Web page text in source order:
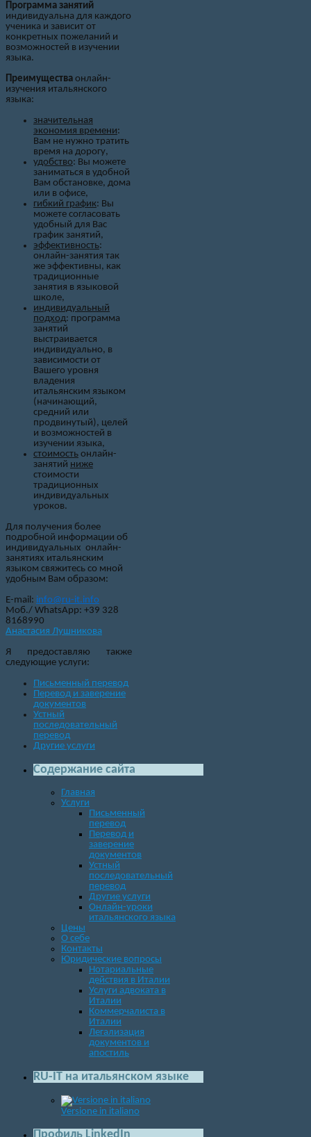
Программа занятий
индивидуальна для каждого
ученика и зависит от
конкретных пожеланий и
возможностей в изучении
языка.
Преимущества онлайн-
изучения итальянского
языка:
значительная
экономия времени:
Вам не нужно тратить
время на дорогу,
удобство: Вы можете
заниматься в удобной
Вам обстановке, дома
или в офисе,
гибкий график: Вы
можете согласовать
удобный для Вас
график занятий,
эффективность:
онлайн-занятия так
же эффективны, как
традиционные
занятия в языковой
школе,
индивидуальный
подход: программа
занятий
выстраивается
индивидуально, в
зависимости от
Вашего уровня
владения
итальянским языком
(начинающий,
средний или
продвинутый), целей
и возможностей в
изучении языка,
стоимость онлайн-
занятий ниже
стоимости
традиционных
индивидуальных
уроков.
Для получения более
подробной информации об
индивидуальных онлайн-
занятиях итальянским
языком свяжитесь со мной
удобным Вам образом:
E-mail: info@ru-it.info
Моб./ WhatsApp: +39 328
8168990
Анастасия Лушникова
Я предоставляю также
следующие услуги:
Письменный перевод
Перевод и заверение
документов
Устный
последовательный
перевод
Другие услуги
Содержание сайта
Главная
Услуги
Письменный
перевод
Перевод и
заверение
документов
Устный
последовательный
перевод
Другие услуги
Онлайн-уроки
итальянского языка
Цены
О себе
Контакты
Юридические вопросы
Нотариальные
действия в Италии
Услуги адвоката в
Италии
Коммерчалиста в
Италии
Легализация
документов и
апостиль
RU-IT на итальянском языке
Versione in italiano
Профиль LinkedIn